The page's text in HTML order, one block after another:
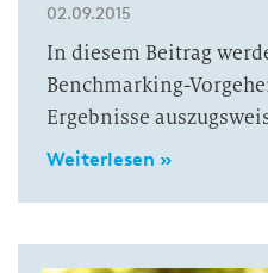
02.09.2015
In diesem Beitrag
Benchmarking-
Ergebnisse
Weiterlesen »